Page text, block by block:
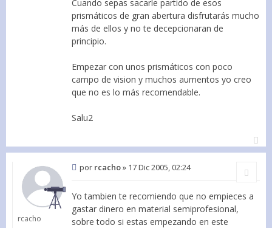
Cuando sepas sacarle partido de esos
prismáticos de gran abertura disfrutarás mucho
más de ellos y no te decepcionaran de
principio.
Empezar con unos prismáticos con poco
campo de vision y muchos aumentos yo creo
que no es lo más recomendable.
Salu2
rcacho
Citar
por rcacho» 17 Dic 2005, 02:24
Yo tambien te recomiendo que no empieces a
gastar dinero en material semiprofesional,
sobre todo si estas empezando en este